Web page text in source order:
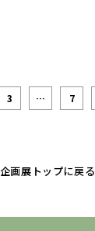
3 … 7
企画展トップに戻る